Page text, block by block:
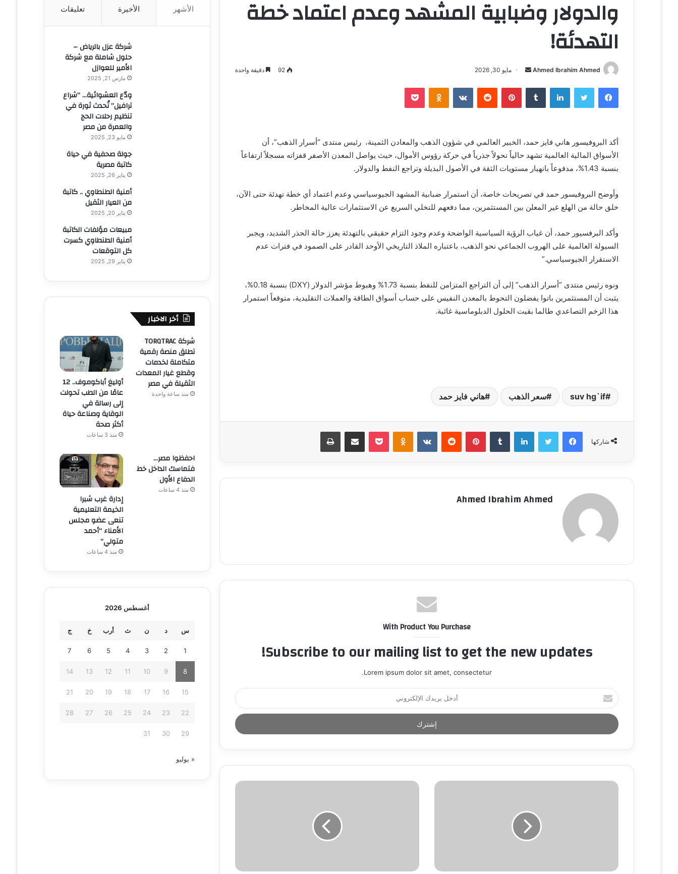
والدولار وضبابية المشهد وعدم اعتماد خطة
التهدئة!
Ahmed Ibrahim Ahmed
أ
ل
ي
د
مايو 30, 2026 92 دقيقة واحدة
فيسبوك تويتر لينكدإن ‏Tumblr بينتيريست ‏Reddit
‏VKontakte
Odnoklassniki بوكيت
أكد البروفيسور هاني فايز حمد، الخبير العالمي في شؤون الذهب والمعادن الثمينة، رئيس منتدى “أسرار الذهب”، أن
الأسواق المالية العالمية تشهد حالياً تحولاً جذرياً في حركة رؤوس الأموال، حيث يواصل المعدن الأصفر قفزاته مسجلاً ارتفاعاً
بنسبة 1.43%، مدفوعاً بانهيار مستويات الثقة في الأصول البديلة وتراجع النفط والدولار.
وأوضح البروفيسور حمد في تصريحات خاصة، أن استمرار ضبابية المشهد الجيوسياسي وعدم اعتماد أي خطة تهدئة حتى الآن،
خلق حالة من الهلع غير المعلن بين المستثمرين، مما دفعهم للتخلي السريع عن الاستثمارات عالية المخاطر.
وأكد البرفسيور حمد، أن غياب الرؤية السياسية الواضحة وعدم وجود التزام حقيقي بالتهدئة يعزز حالة الحذر الشديد، ويجبر
السيولة العالمية على الهروب الجماعي نحو الذهب، باعتباره الملاذ التاريخي الأوحد القادر على الصمود في فترات عدم
الاستقرار الجيوسياسي.”
ونوه رئيس منتدى “أسرار الذهب” إلى أن التراجع المتزامن للنفط بنسبة 1.73% وهبوط مؤشر الدولار (DXY) بنسبة 0.18%،
يثبت أن المستثمرين باتوا يفضلون التحوط بالمعدن النفيس على حساب أسواق الطاقة والعملات التقليدية، متوقعاً استمرار
هذا الزخم التصاعدي طالما بقيت الحلول الدبلوماسية غائبة.
suv hg`if سعر الذهب هاني فايز حمد
شاركها
فيسبوك تويتر لينكدإن ‏Tumblr بينتيريست ‏Reddit
‏VKontakte
Odnoklassniki بوكيت مشاركة عبر البريد طباعة
Ahmed Ibrahim Ahmed
With Product You Purchase
Subscribe to our mailing list to get the new updates!
Lorem ipsum dolor sit amet, consectetur.
أ
د
خ
ل
د
ا
الأشهر الأخيرة تعليقات
شركة عزل بالرياض –
حلول شاملة مع شركة
الأمير للعوازل
مارس 21, 2025
ودّع العشوائية… “شراع
ترافيل” تُحدث ثورة في
تنظيم رحلات الحج
والعمرة من مصر
مايو 23, 2025
جولة صحفية في حياة
كاتبة مصرية
يناير 26, 2025
أمنية الطنطاوي .. كاتبة
من العيار الثقيل
يناير 20, 2025
مبيعات مؤلفات الكاتبة
أمنية الطنطاوي كسرت
كل التوقعات
يناير 29, 2025
أخر الاخبار
شركة TORQTRAC
تطلق منصة رقمية
متكاملة لخدمات
وقطع غيار المعدات
الثقيلة في مصر
منذ ساعة واحدة
أوليغ أباكوموف.. 12
عامًا من الطب تحولت
إلى رسالة في
الوقاية وصناعة حياة
أكثر صحة
منذ 3 ساعات
احفظوا مصر…
فتماسك الداخل خط
الدفاع الأول
منذ 4 ساعات
إدارة غرب شبرا
الخيمة التعليمية
تنعى عضو مجلس
الأمناء “أحمد
متولي”
منذ 4 ساعات
أغسطس 2026
س د ن ث أرب خ ج
1
2
3
4
5
6
7
8
9
10
11
12
13
14
15
16
17
18
19
20
21
22
23
24
25
26
27
28
29
30
31
« يوليو